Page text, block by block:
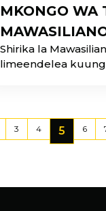
MKONGO WA
Shirika la
limeendelea
Dar es Salaam
uendeshaji na
3 4 5 6